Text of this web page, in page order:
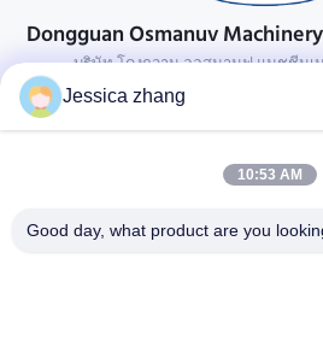
Dongguan Osmanuv
บริษัท โดงกวาน ออสมานูฟ แมชชีนเ
ติดต่อ
28 อุตสาหกรรมที่สอง Liu chong wei,
86-769 -
Jessica zhang
10:53 AM
Good day, what product are you